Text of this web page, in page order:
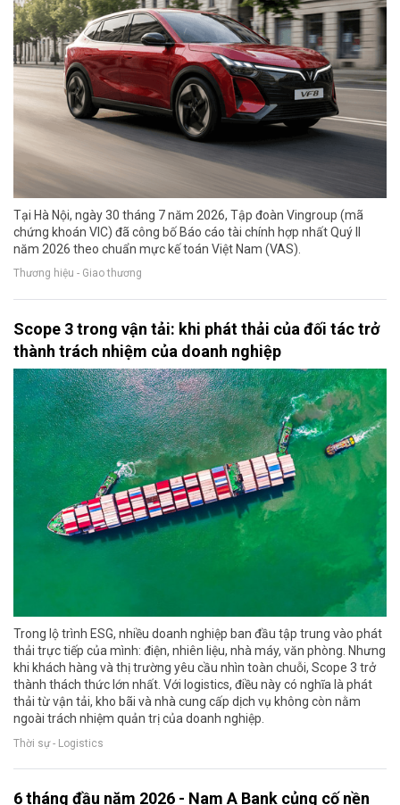
Tại Hà Nội, ngày 30 tháng 7 năm 2026, Tập đoàn Vingroup (mã
chứng khoán VIC) đã công bố Báo cáo tài chính hợp nhất Quý II
năm 2026 theo chuẩn mực kế toán Việt Nam (VAS).
Thương hiệu - Giao thương
Scope 3 trong vận tải: khi phát thải của đối tác trở
thành trách nhiệm của doanh nghiệp
Trong lộ trình ESG, nhiều doanh nghiệp ban đầu tập trung vào phát
thải trực tiếp của mình: điện, nhiên liệu, nhà máy, văn phòng. Nhưng
khi khách hàng và thị trường yêu cầu nhìn toàn chuỗi, Scope 3 trở
thành thách thức lớn nhất. Với logistics, điều này có nghĩa là phát
thải từ vận tải, kho bãi và nhà cung cấp dịch vụ không còn nằm
ngoài trách nhiệm quản trị của doanh nghiệp.
Thời sự - Logistics
6 tháng đầu năm 2026 - Nam A Bank củng cố nền